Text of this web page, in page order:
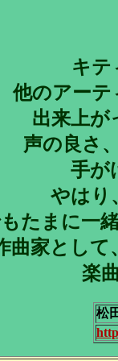
キテ
他のアーテ
出来上が
声の良さ
手が
やはり
たまに一
曲家として
楽
松